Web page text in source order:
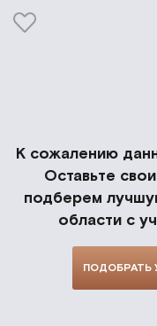
К сожалению
Оставьте
подберем
области с